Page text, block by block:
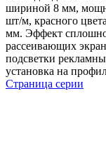
шириной 8 мм,
шт/м, красного
мм. Эффект
рассеивающих
подсветки
установка на
Страница серии